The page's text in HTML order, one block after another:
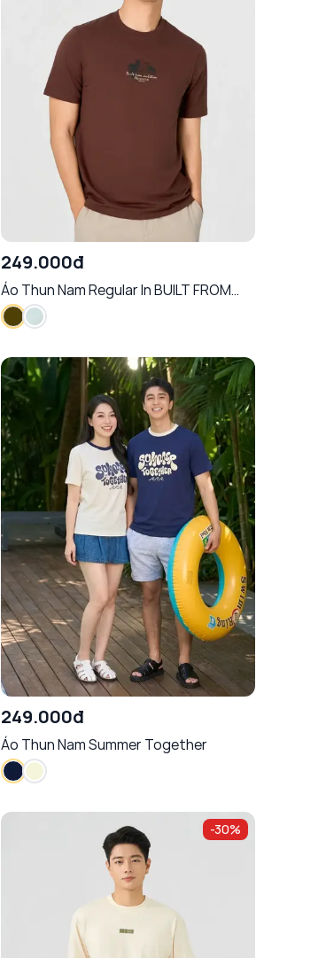
249.000đ
Áo Thun Nam Regular In BUILT FROM
AMBITION
249.000đ
Áo Thun Nam Summer Together
-30%